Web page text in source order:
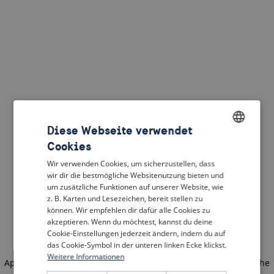
Application error: a client-side exception has occurred
(see the
DUTCH
FRENCH
GERMAN
Diese Webseite verwendet
Cookies
Wir verwenden Cookies, um sicherzustellen, dass
wir dir die bestmögliche Websitenutzung bieten und
um zusätzliche Funktionen auf unserer Website, wie
z. B. Karten und Lesezeichen, bereit stellen zu
können. Wir empfehlen dir dafür alle Cookies zu
akzeptieren. Wenn du möchtest, kannst du deine
Cookie-Einstellungen jederzeit ändern, indem du auf
das Cookie-Symbol in der unteren linken Ecke klickst.
Weitere Informationen